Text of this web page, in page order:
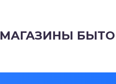
МАГАЗИНЫ